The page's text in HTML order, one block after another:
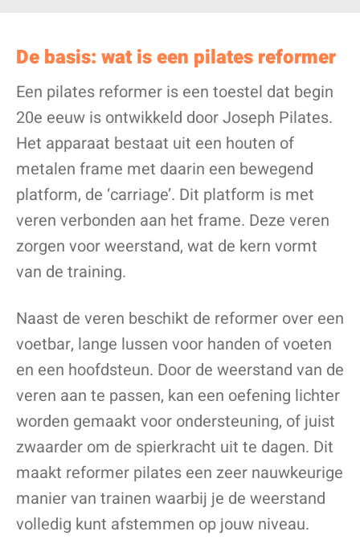
De basis: wat is een pilates reformer
Een pilates reformer is een toestel dat begin
20e eeuw is ontwikkeld door Joseph Pilates.
Het apparaat bestaat uit een houten of
metalen frame met daarin een bewegend
platform, de ‘carriage’. Dit platform is met
veren verbonden aan het frame. Deze veren
zorgen voor weerstand, wat de kern vormt
van de training.
Naast de veren beschikt de reformer over een
voetbar, lange lussen voor handen of voeten
en een hoofdsteun. Door de weerstand van de
veren aan te passen, kan een oefening lichter
worden gemaakt voor ondersteuning, of juist
zwaarder om de spierkracht uit te dagen. Dit
maakt reformer pilates een zeer nauwkeurige
manier van trainen waarbij je de weerstand
volledig kunt afstemmen op jouw niveau.